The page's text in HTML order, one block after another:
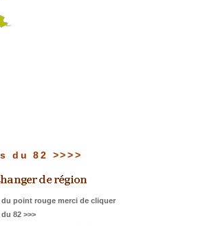
du 82 >>>>
du point rouge merci de cliquer
82 >>>